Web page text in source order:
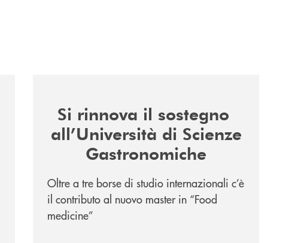
Si rinnova il sostegno
all’Università di Scienze
Gastronomiche
Oltre a tre borse di studio internazionali c’è
il contributo al nuovo master in “Food
medicine”